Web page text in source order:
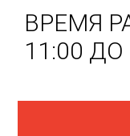
ВРЕМЯ
11:00 ДО